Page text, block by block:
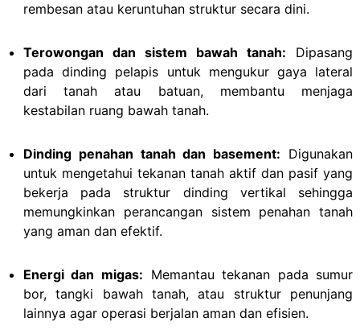
rembesan atau keruntuhan struktur secara dini.
Terowongan dan sistem bawah tanah: Dipasang
pada dinding pelapis untuk mengukur gaya lateral
dari tanah atau batuan, membantu menjaga
kestabilan ruang bawah tanah.
Dinding penahan tanah dan basement: Digunakan
untuk mengetahui tekanan tanah aktif dan pasif yang
bekerja pada struktur dinding vertikal sehingga
memungkinkan perancangan sistem penahan tanah
yang aman dan efektif.
Energi dan migas: Memantau tekanan pada sumur
bor, tangki bawah tanah, atau struktur penunjang
lainnya agar operasi berjalan aman dan efisien.